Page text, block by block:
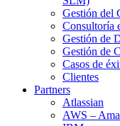
Gestión del
Consultoría
Gestión de
Gestión de
Casos de
Clientes
Partners
Atlassian
AWS –